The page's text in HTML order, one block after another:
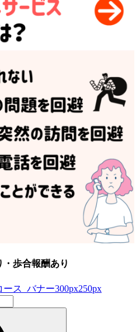
歩合報酬あり